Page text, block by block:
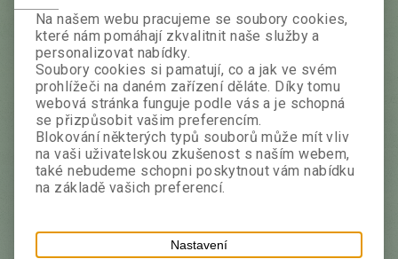
Geo květináč 14x14x14 cm 5ks
Katalogové číslo:
GK0001
Záruka (měsíců):
Termín expedice (dny):
5
Složení materiálu: 100% PP Plošná hmotnost:
300g/m2 Geotextilní květináč se vyznačuje
vysokou pevností a propustností. Současně
výsadbách.
Na našem webu pracujeme se soubory cookies,
které nám pomáhají zkvalitnit naše služby a
personalizovat nabídky.
Soubory cookies si pamatují, co a jak ve svém
prohlížeči na daném zařízení děláte. Díky tomu
webová stránka funguje podle vás a je schopná
se přizpůsobit vašim preferencím.
Blokování některých typů souborů může mít vliv
na vaši uživatelskou zkušenost s naším webem,
také nebudeme schopni poskytnout vám nabídku
na základě vašich preferencí.
Nastavení